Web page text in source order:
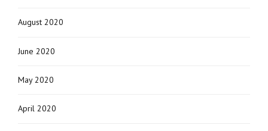
August 2020
June 2020
May 2020
April 2020